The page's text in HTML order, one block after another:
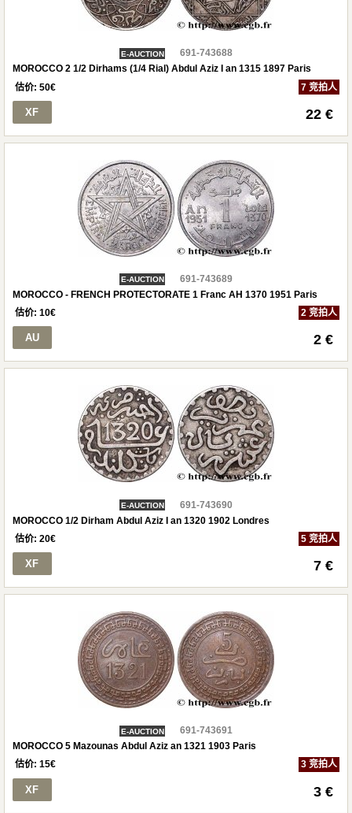
E-AUCTION
691-743688
MOROCCO 2 1/2 Dirhams (1/4 Rial) Abdul Aziz I an 1315 1897 Paris
估价: 50€ 7 竞拍人
XF 22 €
E-AUCTION
691-743689
MOROCCO - FRENCH PROTECTORATE 1 Franc AH 1370 1951 Paris
估价: 10€ 2 竞拍人
AU 2 €
E-AUCTION
691-743690
MOROCCO 1/2 Dirham Abdul Aziz I an 1320 1902 Londres
估价: 20€ 5 竞拍人
XF 7 €
E-AUCTION
691-743691
MOROCCO 5 Mazounas Abdul Aziz an 1321 1903 Paris
估价: 15€ 3 竞拍人
XF 3 €